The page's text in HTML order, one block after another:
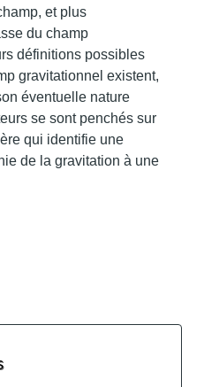
et plus
du champ
définitions possibles
gravitationnel existent,
éventuelle nature
se sont penchés sur
qui identifie une
de la gravitation à une